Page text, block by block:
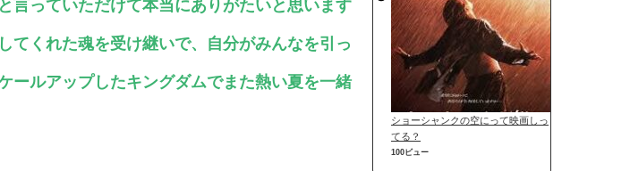
言っていただけて本当にありがたいと思います
てくれた魂を受け継いで、自分がみんなを引っ
ールアップしたキングダムでまた熱い夏を一緒
ショーシャンクの空にって映画しっ
てる？
100ビュー